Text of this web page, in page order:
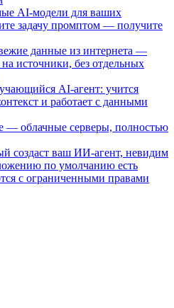
AI-модели для ваших
задачу промптом — получите
данные из интернета —
источники, без отдельных
AI-агент: учится
и работает с данными
— облачные серверы, полностью
создаст ваш ИИ-агент, невидим
по умолчанию есть
с ограниченными правами